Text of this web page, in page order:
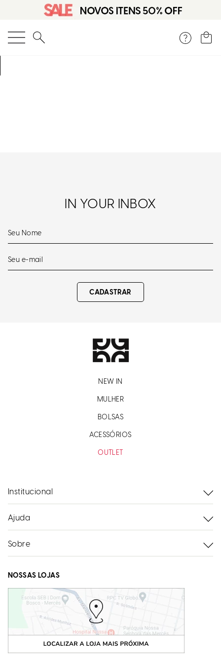
O que você está procurando?
IN YOUR INBOX
CADASTRAR
NEW IN
MULHER
BOLSAS
ACESSÓRIOS
OUTLET
Institucional
Ajuda
Sobre
NOSSAS LOJAS